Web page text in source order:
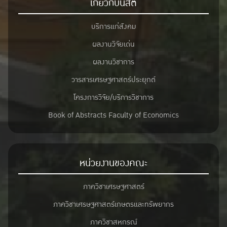
บริการแก่สังคม
ผลงานวิจัยเด่น
ผลงานวิชาการ
วารสารเศรษฐศาสตร์ประยุกต์
โครงการวิจัย/บริการวิชาการ
Book of Abstracts Faculty of Economics
หน่วยงานของคณะ
ภาควิชาเศรษฐศาสตร์
ภาควิชาเศรษฐศาสตร์เกษตรและทรัพยากร
ภาควิชาสหกรณ์